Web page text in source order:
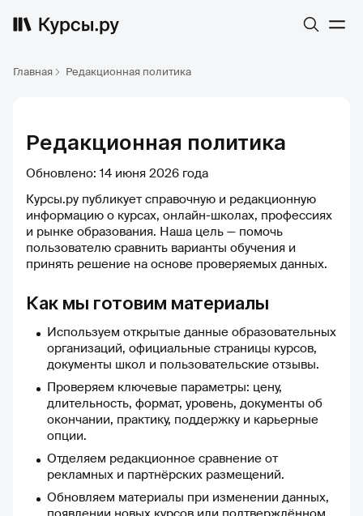
Главная Редакционная политика
Редакционная политика
Обновлено: 14 июня 2026 года
Курсы.ру публикует справочную и редакционную
информацию о курсах, онлайн-школах, профессиях
и рынке образования. Наша цель — помочь
пользователю сравнить варианты обучения и
принять решение на основе проверяемых данных.
Как мы готовим материалы
Используем открытые данные образовательных
организаций, официальные страницы курсов,
документы школ и пользовательские отзывы.
Проверяем ключевые параметры: цену,
длительность, формат, уровень, документы об
окончании, практику, поддержку и карьерные
опции.
Отделяем редакционное сравнение от
рекламных и партнёрских размещений.
Обновляем материалы при изменении данных,